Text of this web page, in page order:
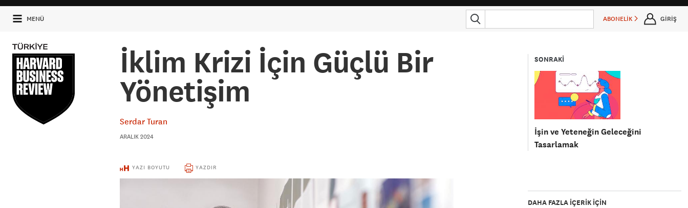
MENÜ ABONELİK GİRİŞ
SONRAKİ
İşin ve Yeteneğin Geleceğini
Tasarlamak
İklim Krizi İçin Güçlü Bir
Yönetişim
Serdar Turan
ARALIK 2024
YAZI BOYUTU YAZDIR
DAHA FAZLA IÇERIK IÇIN